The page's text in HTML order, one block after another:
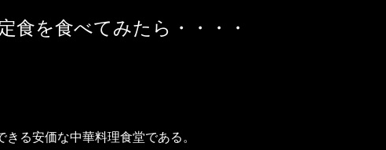
食を食べてみたら・・・・
る安価な中華料理食堂である。